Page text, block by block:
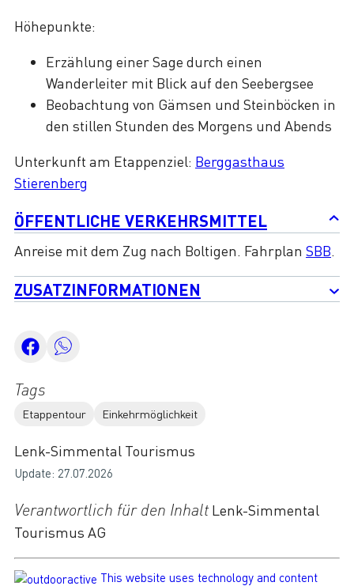
Tags
Etappentour Einkehrmöglichkeit
Lenk-Simmental Tourismus
Update: 27.07.2026
Verantwortlich für den InhaltLenk-Simmental
Tourismus AG
This website uses technology and content
Höhepunkte:
Erzählung einer Sage durch einen
Wanderleiter mit Blick auf den Seebergsee
Beobachtung von Gämsen und Steinböcken in
den stillen Stunden des Morgens und Abends
Unterkunft am Etappenziel: Berggasthaus
Stierenberg
ÖFFENTLICHE VERKEHRSMITTEL
Anreise mit dem Zug nach Boltigen. Fahrplan SBB.
ZUSATZINFORMATIONEN